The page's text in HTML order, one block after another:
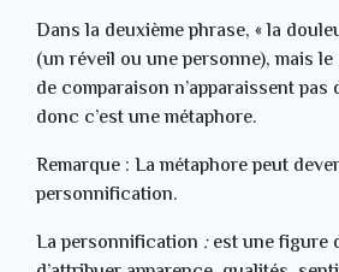
Dans la deuxième phrase, « la
(un réveil ou une personne), mais
de comparaison n’apparaissent pas
donc c’est une métaphore.
Remarque : La métaphore peut
personnification.
La personnification :est une figure